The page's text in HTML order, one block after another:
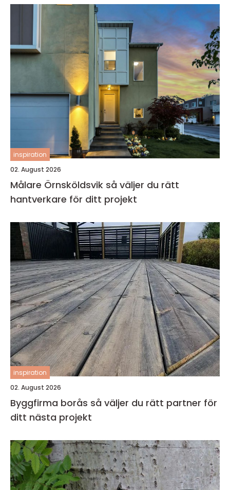
inspiration
02. August 2026
Målare Örnsköldsvik så väljer du rätt
hantverkare för ditt projekt
inspiration
02. August 2026
Byggfirma borås så väljer du rätt partner för
ditt nästa projekt